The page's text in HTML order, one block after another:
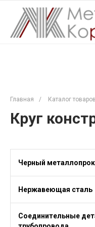
Главная / Каталог товаров
Круг
Черный
Нержавеющая сталь
Соединительные